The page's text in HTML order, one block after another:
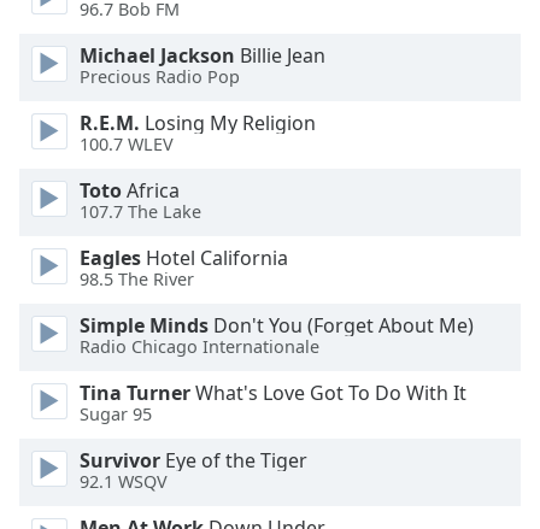
dialog
window.
Escape
and
close
window.
Text
Color
Opacity
Text
Background
96.7 Bob FM
Michael Jackson Billie Jean
Precious Radio Pop
R.E.M. Losing My Religion
100.7 WLEV
TotoAfrica
107.7 The Lake
Eagles Hotel California
98.5 The River
Simple Minds Don't You (Forget About Me)
Radio Chicago Internationale
Tina TurnerWhat's Love Got To Do With It
Sugar 95
Survivor Eye of the Tiger
92.1 WSQV